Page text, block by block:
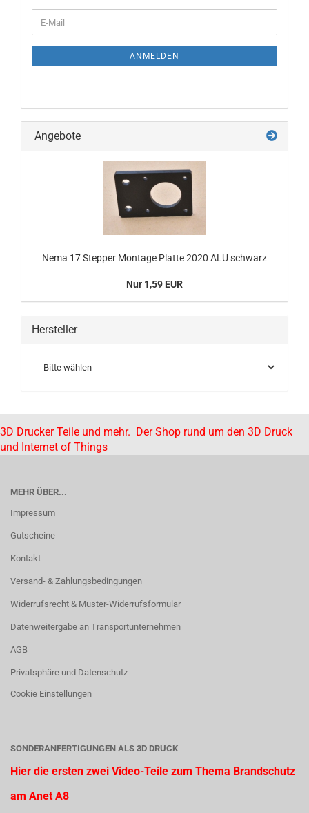
ZUR
E-
Mail
ANMELDEN
Angebote
Nema 17 Stepper Montage Platte 2020 ALU schwarz
Nur 1,59 EUR
Hersteller
3D Drucker Teile und mehr. Der Shop rund um den 3D Druck
und Internet of Things
MEHR ÜBER...
Impressum
Gutscheine
Kontakt
Versand- & Zahlungsbedingungen
Widerrufsrecht & Muster-Widerrufsformular
Datenweitergabe an Transportunternehmen
AGB
Privatsphäre und Datenschutz
Cookie Einstellungen
SONDERANFERTIGUNGEN ALS 3D DRUCK
Hier die ersten zwei Video-Teile zum Thema Brandschutz
am Anet A8